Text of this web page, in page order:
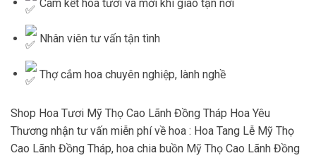
Nhân viên tư vấn tận tình
Thợ cắm hoa chuyên nghiệp, lành nghề
Shop Hoa Tươi Mỹ Thọ Cao Lãnh Đồng Tháp Hoa Yêu
Thương nhận tư vấn miễn phí về hoa : Hoa Tang Lễ Mỹ Thọ
Cao Lãnh Đồng Tháp, hoa chia buồn Mỹ Thọ Cao Lãnh Đồng